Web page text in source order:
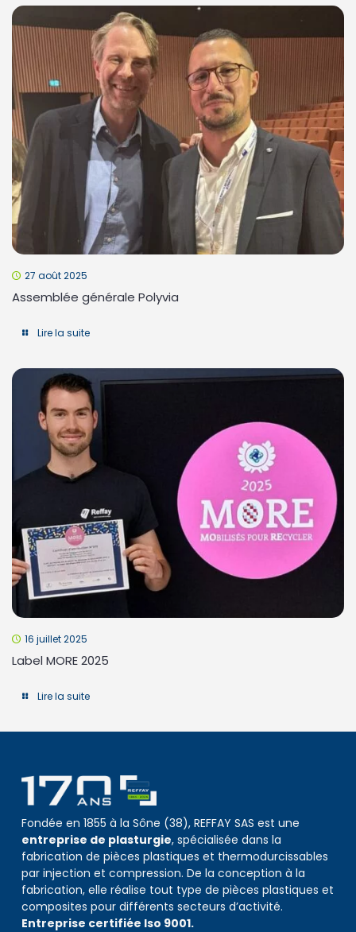
27 août 2025
Assemblée générale Polyvia
Lire la suite
16 juillet 2025
Label MORE 2025
Lire la suite
Fondée en 1855 à la Sône (38), REFFAY SAS est une
entreprise de plasturgie, spécialisée dans la
fabrication de pièces plastiques et thermodurcissables
par injection et compression. De la conception à la
fabrication, elle réalise tout type de pièces plastiques et
composites pour différents secteurs d’activité.
Entreprise certifiée Iso 9001.